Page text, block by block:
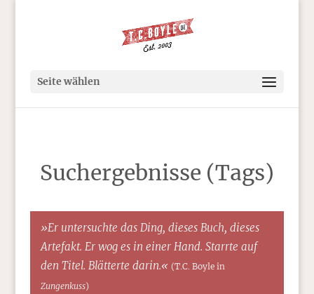
Seite wählen
Suchergebnisse (Tags)
»Er untersuchte das Ding, dieses Buch, dieses
Artefakt. Er wog es in einer Hand. Starrte auf
den Titel. Blätterte darin.« (T.C. Boyle in
Zungenkuss)